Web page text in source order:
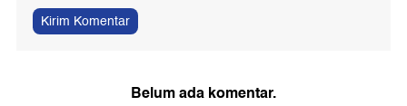
Kirim Komentar
Belum ada komentar.